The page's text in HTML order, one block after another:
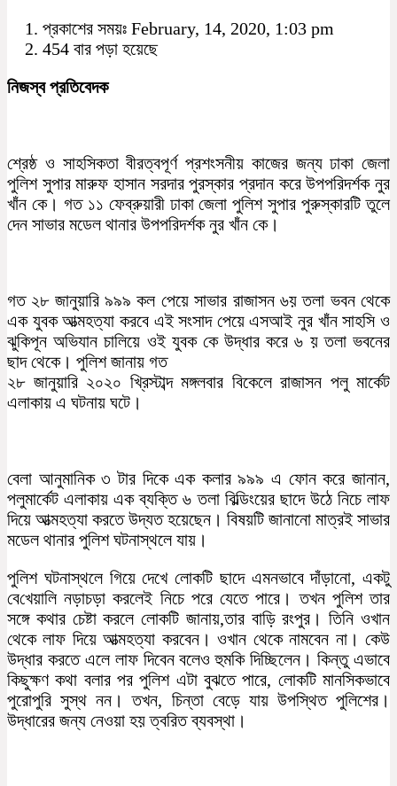
প্রকাশের সময়ঃ February, 14, 2020, 1:03 pm
454 বার পড়া হয়েছে
নিজস্ব প্রতিবেদক
শ্রেষ্ঠ ও সাহসিকতা বীরত্বপূর্ণ প্রশংসনীয় কাজের জন্য ঢাকা জেলা
পুলিশ সুপার মারুফ হাসান সরদার পুরস্কার প্রদান করে উপপরিদর্শক নুর
খাঁন কে। গত ১১ ফেব্রুয়ারী ঢাকা জেলা পুলিশ সুপার পুরুস্কারটি তুলে
দেন সাভার মডেল থানার উপপরিদর্শক নুর খাঁন কে।
গত ২৮ জানুয়ারি ৯৯৯ কল পেয়ে সাভার রাজাসন ৬য় তলা ভবন থেকে
এক যুবক আত্মহত্যা করবে এই সংসাদ পেয়ে এসআই নুর খাঁন সাহসি ও
ঝুকিপূন অভিযান চালিয়ে ওই যুবক কে উদ্ধার করে ৬ য় তলা ভবনের
ছাদ থেকে। পুলিশ জানায় গত
২৮ জানুয়ারি ২০২০ খ্রিস্টাব্দ মঙ্গলবার বিকেলে রাজাসন পলু মার্কেট
এলাকায় এ ঘটনায় ঘটে।
বেলা আনুমানিক ৩ টার দিকে এক কলার ৯৯৯ এ ফোন করে জানান,
পলুমার্কেট এলাকায় এক ব্যক্তি ৬ তলা বিল্ডিংয়ের ছাদে উঠে নিচে লাফ
দিয়ে আত্মহত্যা করতে উদ্যত হয়েছেন। বিষয়টি জানানো মাত্রই সাভার
মডেল থানার পুলিশ ঘটনাস্থলে যায়।
পুলিশ ঘটনাস্থলে গিয়ে দেখে লোকটি ছাদে এমনভাবে দাঁড়ানো, একটু
বে‌খেয়া‌লি নড়াচড়া করলেই নিচে পরে যেতে পারে। তখন পুলিশ তার
সঙ্গে কথার চেষ্টা করলে লোকটি জানায়,তার বাড়ি রংপুর। তিনি ওখান
থেকে লাফ দিয়ে আত্মহত্যা করবেন। ওখান থেকে নামবেন না। কেউ
উদ্ধার করতে এলে লাফ দিবেন বলেও হুমকি দিচ্ছিলেন। কিন্তু এভাবে
কিছুক্ষণ কথা বলার পর পুলিশ এটা বুঝতে পারে, লোকটি মানসিকভাবে
পুরোপুরি সুস্থ নন। তখন, চিন্তা বেড়ে যায় উপ‌স্থিত পুলিশের।
উদ্ধারের জন্য নেওয়া হয় ত্বরিত ব্যবস্থা।